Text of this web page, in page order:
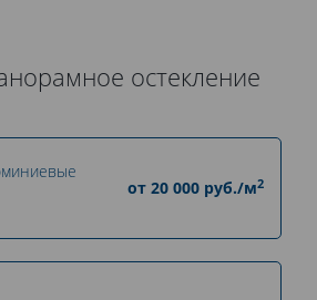
остекление
от 20 000 руб./м2